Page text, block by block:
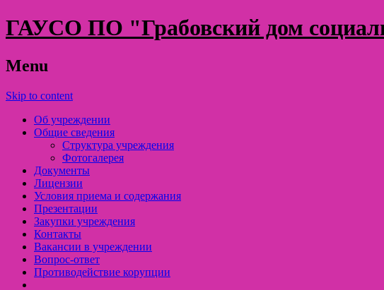
ГАУСО ПО "Грабовский дом
Menu
Skip to content
Об учреждении
Общие сведения
Структура учреждения
Фотогалерея
Документы
Лицензии
Условия приема и содержания
Презентации
Закупки учреждения
Контакты
Вакансии в учреждении
Вопрос-ответ
Противодействие корупции